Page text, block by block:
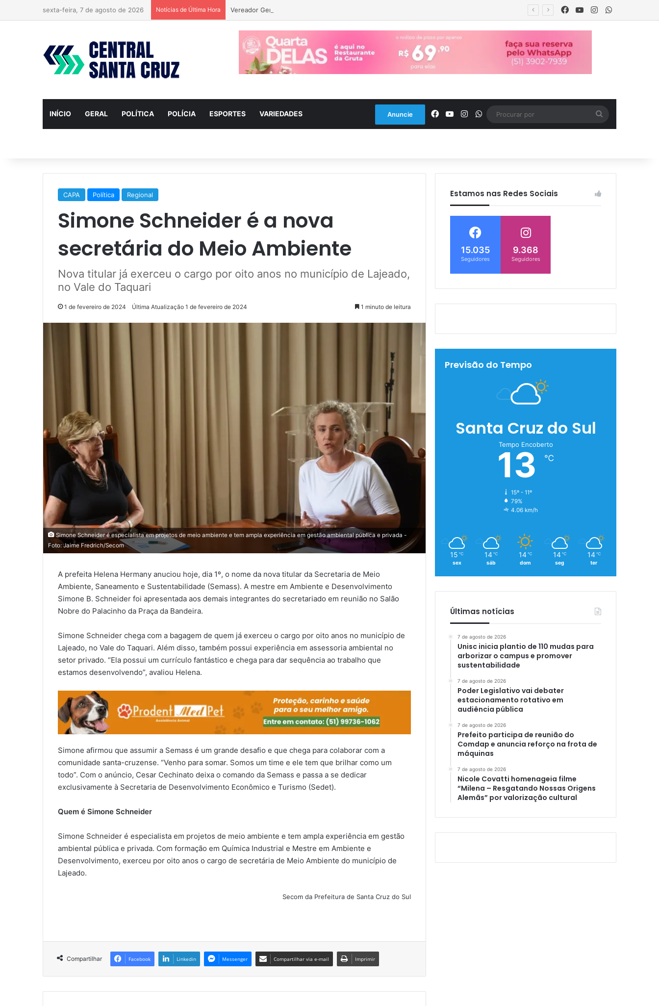
sexta-feira, 7 de agosto de 2026 Notícias de Última Hora Vereador Gerson Vargas solicita poda de tipuanas para garantir segurança Facebook
YouTubeInstagram
INÍCIO GERAL POLÍTICA POLÍCIA ESPORTES VARIEDADES Anuncie Facebook
YouTubeInstagramWhatsApp
por
CAPA Política Regional
Simone Schneider é a nova
secretária do Meio Ambiente
Nova titular já exerceu o cargo por oito anos no município de Lajeado,
no Vale do Taquari
1 de fevereiro de 2024 Última Atualização 1 de fevereiro de 2024 1 minuto de leitura
Simone Schneider é especialista em projetos de meio ambiente e tem ampla experiência em gestão ambiental pública e privada -
Foto: Jaime Fredrich/Secom
A prefeita Helena Hermany anuciou hoje, dia 1º, o nome da nova titular da Secretaria de Meio
Ambiente, Saneamento e Sustentabilidade (Semass). A mestre em Ambiente e Desenvolvimento
Simone B. Schneider foi apresentada aos demais integrantes do secretariado em reunião no Salão
Nobre do Palacinho da Praça da Bandeira.
Simone Schneider chega com a bagagem de quem já exerceu o cargo por oito anos no município de
Lajeado, no Vale do Taquari. Além disso, também possui experiência em assessoria ambiental no
setor privado. “Ela possui um currículo fantástico e chega para dar sequência ao trabalho que
estamos desenvolvendo”, avaliou Helena.
Simone afirmou que assumir a Semass é um grande desafio e que chega para colaborar com a
comunidade santa-cruzense. “Venho para somar. Somos um time e ele tem que brilhar como um
todo”. Com o anúncio, Cesar Cechinato deixa o comando da Semass e passa a se dedicar
exclusivamente à Secretaria de Desenvolvimento Econômico e Turismo (Sedet).
Quem é Simone Schneider
Simone Schneider é especialista em projetos de meio ambiente e tem ampla experiência em gestão
ambiental pública e privada. Com formação em Química Industrial e Mestre em Ambiente e
Desenvolvimento, exerceu por oito anos o cargo de secretária de Meio Ambiente do município de
Lajeado.
Secom da Prefeitura de Santa Cruz do Sul
Compartilhar Facebook Linkedin Messenger Compartilhar via e-mail Imprimir
Estamos nas Redes Sociais
15.035
Seguidores
9.368
Seguidores
Previsão do Tempo
Santa Cruz do Sul
Tempo Encoberto
13 ℃
15º - 11º
79%
4.06 km/h
15 ℃
sex
14 ℃
sáb
14 ℃
dom
14 ℃
seg
14 ℃
ter
Últimas notícias
7 de agosto de 2026
Unisc inicia plantio de 110 mudas para
arborizar o campus e promover
sustentabilidade
7 de agosto de 2026
Poder Legislativo vai debater
estacionamento rotativo em
audiência pública
7 de agosto de 2026
Prefeito participa de reunião do
Comdap e anuncia reforço na frota de
máquinas
7 de agosto de 2026
Nicole Covatti homenageia filme
“Milena – Resgatando Nossas Origens
Alemãs” por valorização cultural